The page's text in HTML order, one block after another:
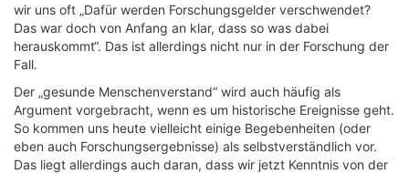
wir uns oft „Dafür werden Forschungsgelder verschwendet?
Das war doch von Anfang an klar, dass so was dabei
herauskommt“. Das ist allerdings nicht nur in der Forschung der
Fall.
Der „gesunde Menschenverstand“ wird auch häufig als
Argument vorgebracht, wenn es um historische Ereignisse geht.
So kommen uns heute vielleicht einige Begebenheiten (oder
eben auch Forschungsergebnisse) als selbstverständlich vor.
Das liegt allerdings auch daran, dass wir jetzt Kenntnis von der